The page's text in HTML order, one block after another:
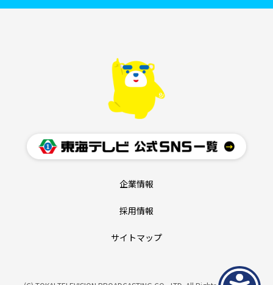
企業情報
採用情報
サイトマップ